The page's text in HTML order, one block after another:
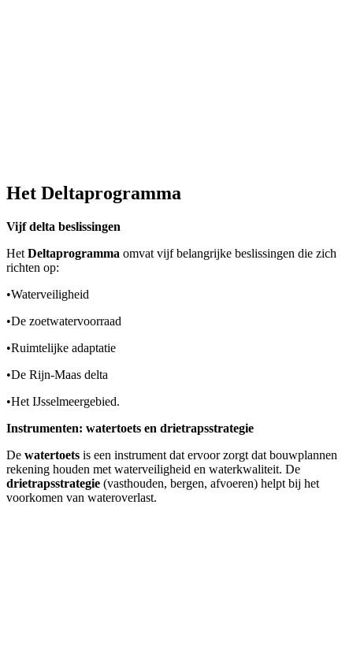
Het Deltaprogramma
Vijf delta beslissingen
Het Deltaprogramma omvat vijf belangrijke beslissingen die zich
richten op:
•Waterveiligheid
•De zoetwatervoorraad
•Ruimtelijke adaptatie
•De Rijn-Maas delta
•Het IJsselmeergebied.
Instrumenten: watertoets en drietrapsstrategie
De watertoets is een instrument dat ervoor zorgt dat bouwplannen
rekening houden met waterveiligheid en waterkwaliteit. De
drietrapsstrategie (vasthouden, bergen, afvoeren) helpt bij het
voorkomen van wateroverlast.